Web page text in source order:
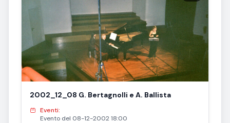
2002_12_08 G. Bertagnolli e A. Ballista
Eventi:
Evento del 08-12-2002 18:00